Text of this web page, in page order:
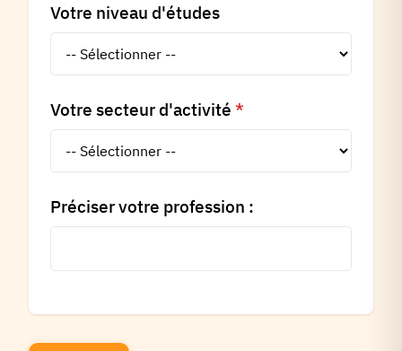
Votre niveau d'études
Votre secteur d'activité *
Préciser votre profession :